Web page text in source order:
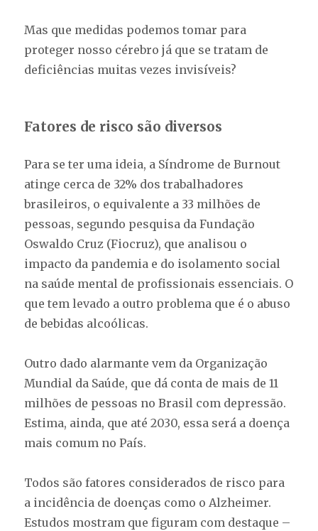
Mas que medidas podemos tomar para
proteger nosso cérebro já que se tratam de
deficiências muitas vezes invisíveis?
Fatores de risco são diversos
Para se ter uma ideia, a Síndrome de Burnout
atinge cerca de 32% dos trabalhadores
brasileiros, o equivalente a 33 milhões de
pessoas, segundo pesquisa da Fundação
Oswaldo Cruz (Fiocruz), que analisou o
impacto da pandemia e do isolamento social
na saúde mental de profissionais essenciais. O
que tem levado a outro problema que é o abuso
de bebidas alcoólicas.
Outro dado alarmante vem da Organização
Mundial da Saúde, que dá conta de mais de 11
milhões de pessoas no Brasil com depressão.
Estima, ainda, que até 2030, essa será a doença
mais comum no País.
Todos são fatores considerados de risco para
a incidência de doenças como o Alzheimer.
Estudos mostram que figuram com destaque –